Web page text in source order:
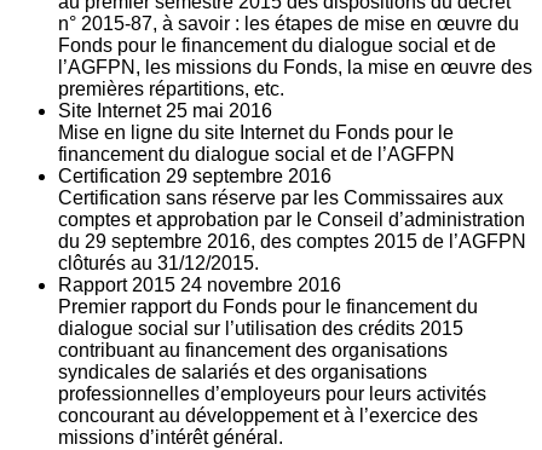
n° 2015-87, à savoir : les étapes de mise en œuvre du
Fonds pour le financement du dialogue social et de
l’AGFPN, les missions du Fonds, la mise en œuvre des
premières répartitions, etc.
Site Internet 25 mai 2016
Mise en ligne du site Internet du Fonds pour le
financement du dialogue social et de l’AGFPN
Certification 29 septembre 2016
Certification sans réserve par les Commissaires aux
comptes et approbation par le Conseil d’administration
du 29 septembre 2016, des comptes 2015 de l’AGFPN
clôturés au 31/12/2015.
Rapport 2015 24 novembre 2016
Premier rapport du Fonds pour le financement du
dialogue social sur l’utilisation des crédits 2015
contribuant au financement des organisations
syndicales de salariés et des organisations
professionnelles d’employeurs pour leurs activités
concourant au développement et à l’exercice des
missions d’intérêt général.